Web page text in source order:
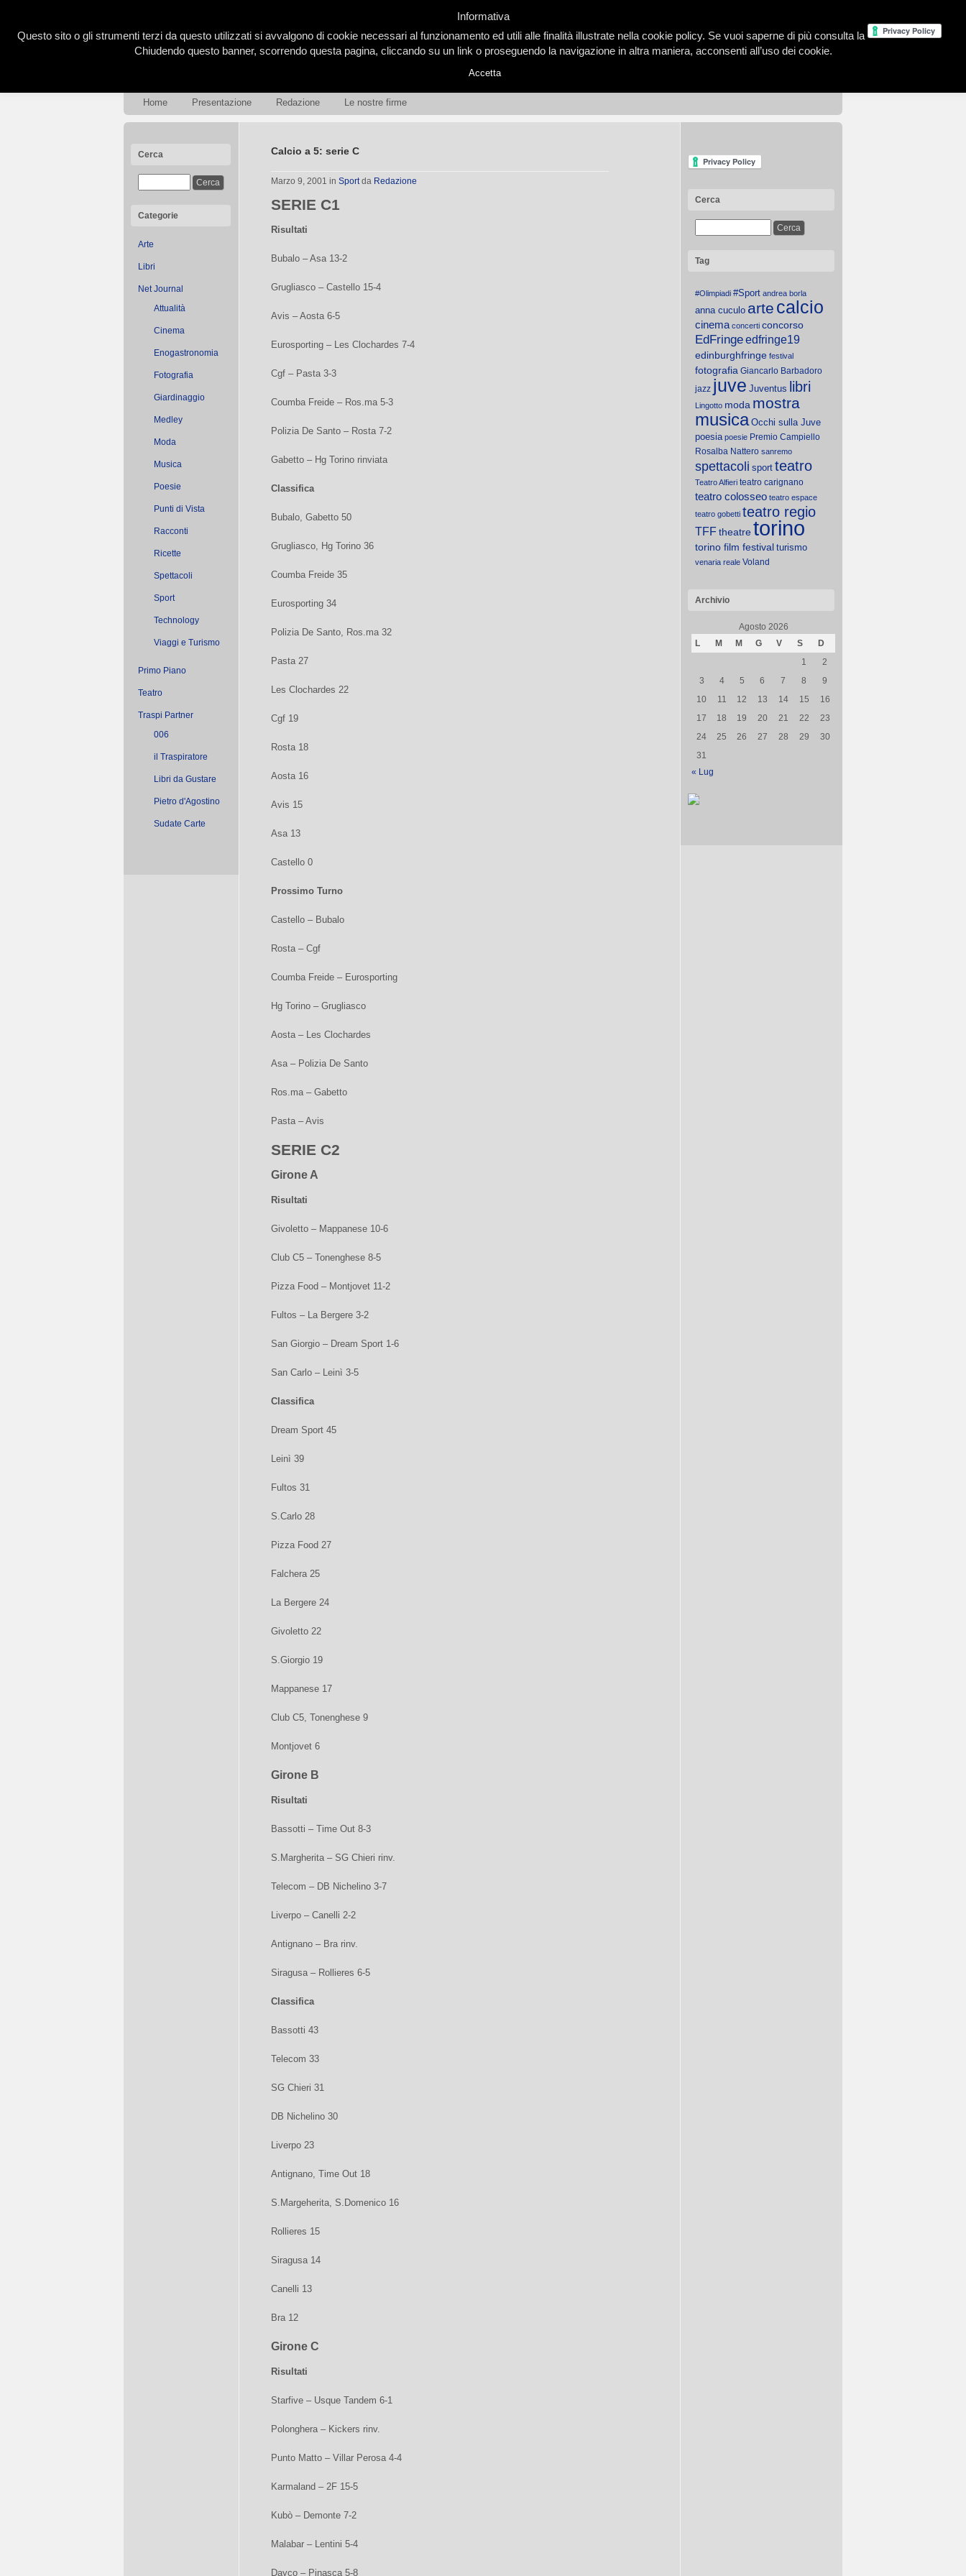
Home Presentazione Redazione Le nostre firme
Cerca
Categorie
Arte
Libri
Net Journal
Attualità
Cinema
Enogastronomia
Fotografia
Giardinaggio
Medley
Moda
Musica
Poesie
Punti di Vista
Racconti
Ricette
Spettacoli
Sport
Technology
Viaggi e Turismo
Primo Piano
Teatro
Traspi Partner
006
il Traspiratore
Libri da Gustare
Pietro d'Agostino
Sudate Carte
Calcio a 5: serie C
Marzo 9, 2001 in Sportda Redazione
SERIE C1
Risultati
Bubalo – Asa 13-2
Grugliasco – Castello 15-4
Avis – Aosta 6-5
Eurosporting – Les Clochardes 7-4
Cgf – Pasta 3-3
Coumba Freide – Ros.ma 5-3
Polizia De Santo – Rosta 7-2
Gabetto – Hg Torino rinviata
Classifica
Bubalo, Gabetto 50
Grugliasco, Hg Torino 36
Coumba Freide 35
Eurosporting 34
Polizia De Santo, Ros.ma 32
Pasta 27
Les Clochardes 22
Cgf 19
Rosta 18
Aosta 16
Avis 15
Asa 13
Castello 0
Prossimo Turno
Castello – Bubalo
Rosta – Cgf
Coumba Freide – Eurosporting
Hg Torino – Grugliasco
Aosta – Les Clochardes
Asa – Polizia De Santo
Ros.ma – Gabetto
Pasta – Avis
SERIE C2
Girone A
Risultati
Givoletto – Mappanese 10-6
Club C5 – Tonenghese 8-5
Pizza Food – Montjovet 11-2
Fultos – La Bergere 3-2
San Giorgio – Dream Sport 1-6
San Carlo – Leinì 3-5
Classifica
Dream Sport 45
Leinì 39
Fultos 31
S.Carlo 28
Pizza Food 27
Falchera 25
La Bergere 24
Givoletto 22
S.Giorgio 19
Mappanese 17
Club C5, Tonenghese 9
Montjovet 6
Girone B
Risultati
Bassotti – Time Out 8-3
S.Margherita – SG Chieri rinv.
Telecom – DB Nichelino 3-7
Liverpo – Canelli 2-2
Antignano – Bra rinv.
Siragusa – Rollieres 6-5
Classifica
Bassotti 43
Telecom 33
SG Chieri 31
DB Nichelino 30
Liverpo 23
Antignano, Time Out 18
S.Margeherita, S.Domenico 16
Rollieres 15
Siragusa 14
Canelli 13
Bra 12
Girone C
Risultati
Starfive – Usque Tandem 6-1
Polonghera – Kickers rinv.
Punto Matto – Villar Perosa 4-4
Karmaland – 2F 15-5
Kubò – Demonte 7-2
Malabar – Lentini 5-4
Dayco – Pinasca 5-8
Cerca
Tag
#Olimpiadi #Sport andrea borla
anna cuculo arte calcio
cinema concerti concorso
EdFringeedfringe19
edinburghfringe festival
fotografia Giancarlo Barbadoro
jazz juve Juventus libri
Lingotto moda mostra
musica Occhi sulla Juve
poesia poesie Premio Campiello
Rosalba Nattero sanremo
spettacoli sport teatro
Teatro Alfieri teatro carignano
teatro colosseo teatro espace
teatro gobetti teatro regio
TFFtheatretorino
torino film festival turismo
venaria reale Voland
Archivio
Agosto 2026
L
M M G V S
D
1
2
3
4 5 6 7 8
9
10
11 12 13 14 15
16
17
18 19 20 21 22
23
24
25 26 27 28 29
30
31
« Lug
Informativa
Questo sito o gli strumenti terzi da questo utilizzati si avvalgono di cookie necessari al funzionamento ed utili alle finalità illustrate nella cookie policy. Se vuoi saperne di più consulta la
Chiudendo questo banner, scorrendo questa pagina, cliccando su un link o proseguendo la navigazione in altra maniera, acconsenti all’uso dei cookie.
Accetta